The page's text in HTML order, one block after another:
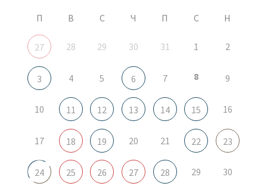
П В С Ч П С Н
27 28 29 30 31 1 2
3 4 5 6 7 8 9
10 11 12 13 14 15 16
17 18 19 20 21 22 23
24 25 26 27 28 29 30